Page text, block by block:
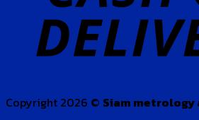
Copyright 2026 © Siam metrology